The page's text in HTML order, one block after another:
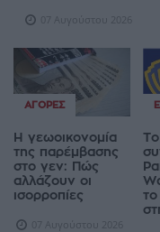
07 Αυγούστου 2026
ΑΓΟΡΈΣ
Η γεωοικονομία
της παρέμβασης
στο γεν: Πώς
αλλάζουν οι
ισορροπίες
07 Αυγούστου 2026
το